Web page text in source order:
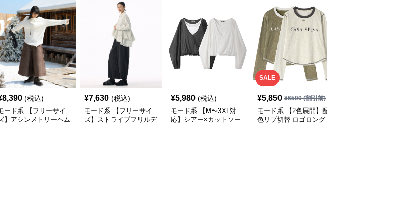
8,390 (税込)
ード系 【フリーサイ
】アシンメトリーヘム
¥7,630 (税込)
モード系 【フリーサイ
ズ】ストライプフリルデ
¥5,980 (税込)
モード系 【M〜3XL対
応】シアー×カットソー
SALE
¥5,850 ¥6500(割引前)
モード系 【2色展開】配
色リブ切替 ロゴロング